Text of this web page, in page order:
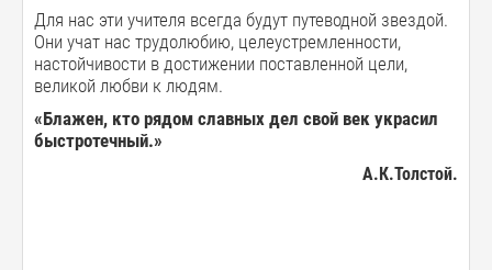
Для нас эти учителя всегда будут путеводной звездой.
Они учат нас трудолюбию, целеустремленности,
настойчивости в достижении поставленной цели,
великой любви к людям.
«Блажен, кто рядом славных дел свой век украсил
быстротечный.»
А.К.Толстой.